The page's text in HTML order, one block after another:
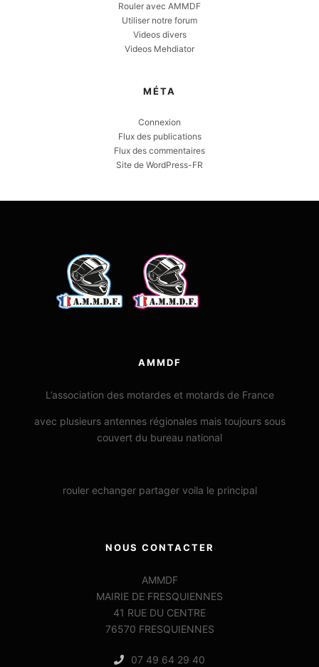
Rouler avec AMMDF
Utiliser notre forum
Videos divers
Videos Mehdiator
MÉTA
Connexion
Flux des publications
Flux des commentaires
Site de WordPress-FR
AMMDF
L’association des motardes et motards de France
avec plusieurs antennes régionales mais toujours sous
couvert du bureau national
rouler echanger partager voila le principal
NOUS CONTACTER
AMMDF
MAIRIE DE FRESQUIENNES
41 RUE DU CENTRE
76570 FRESQUIENNES
07 49 64 29 40